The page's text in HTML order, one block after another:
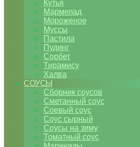
Кутья
Мармелад
Мороженое
Муссы
Пастила
Пудинг
Сорбет
Тирамису
Халва
СОУСЫ
Сборник соусов
Сметанный соус
Соевый соус
Соус сырный
Соусы на зиму
Томатный соус